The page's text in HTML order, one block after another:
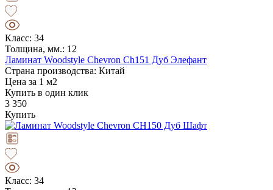
Класс: 34
Толщина, мм.: 12
Ламинат Woodstyle Chevron Ch151 Дуб Элефант
Страна производства: Китай
Цена за 1 м2
Купить в один клик
3 350
Купить
Класс: 34